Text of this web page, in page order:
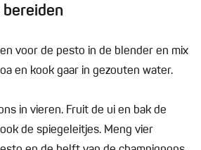
bereiden
voor de pesto in de blender en mix
en kook gaar in gezouten water.
in vieren. Fruit de ui en bak de
de spiegeleitjes. Meng vier